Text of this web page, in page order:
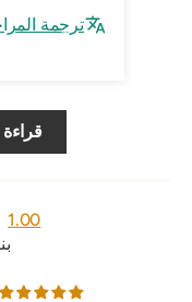
ترجمة
1.00 من 5